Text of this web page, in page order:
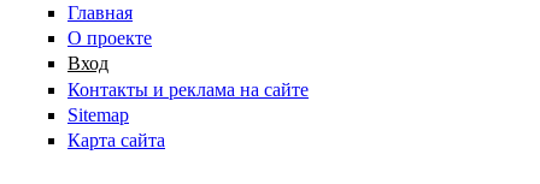
Главная
О проекте
Вход
Контакты и реклама на сайте
Sitemap
Карта сайта